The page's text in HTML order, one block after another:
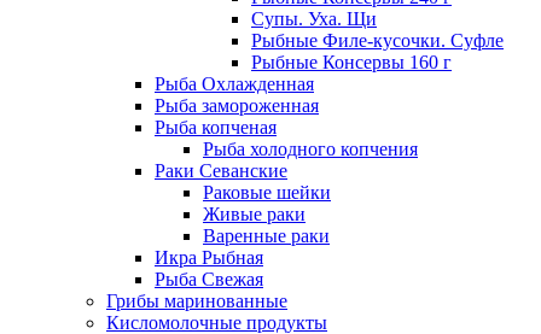
Супы. Уха. Щи
Рыбные Филе-кусочки. Суфле
Рыбные Консервы 160 г
Рыба Охлажденная
Рыба замороженная
Рыба копченая
Рыба холодного копчения
Раки Севанские
Раковые шейки
Живые раки
Варенные раки
Икра Рыбная
Рыба Свежая
Грибы маринованные
Кисломолочные продукты